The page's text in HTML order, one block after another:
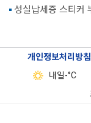
성실납세증 스티커
개인정보처리방침
내일-°C